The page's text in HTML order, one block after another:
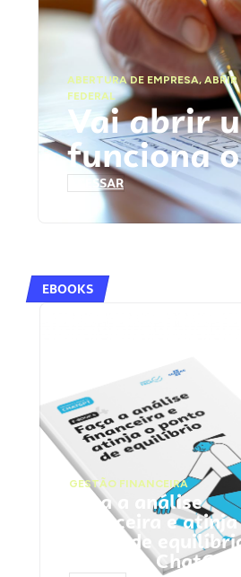
ABERTURA DE EMPRESA,ABRIR
FEDERAL
Vai abrir
funciona
ACESSAR
EBOOKS
GESTÃO FINANCEIRA
Faça a análise
financeira e
ponto de
Prompts ChatGPT